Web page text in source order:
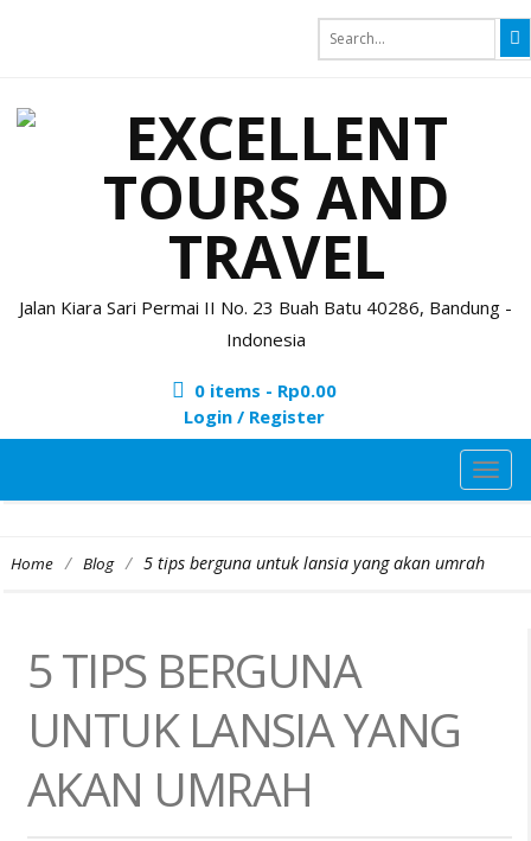
Jalan Kiara Sari Permai II No. 23 Buah Batu 40286, Bandung -
Indonesia
0 items - Rp0.00
Login / Register
Home / Blog / 5 tips berguna untuk lansia yang akan umrah
5 TIPS BERGUNA
UNTUK LANSIA YANG
AKAN UMRAH